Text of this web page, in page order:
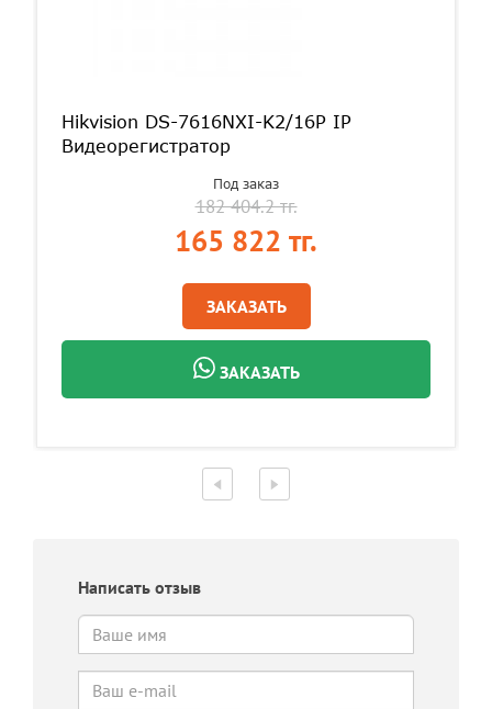
Hikvision DS-7616NXI-K2/16P IP
Видеорегистратор
Под заказ
182 404.2 тг.
165 822 тг.
ЗАКАЗАТЬ
ЗАКАЗАТЬ
Написать отзыв